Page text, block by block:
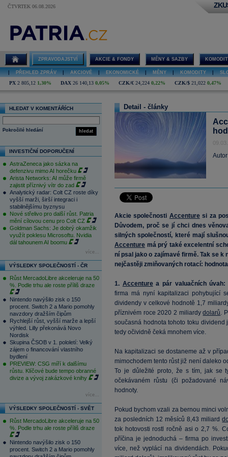
ČTVRTEK 06.08.2026
ZPRAVODAJSTVÍ AKCIE & FONDY MĚNY & SAZBY
PŘEHLED ZPRÁV AKCIOVÉ EKONOMICKÉ MĚNY KOMODITY
PX 2 805,12 1,30% DAX 26 140,13 0,05% CZK/€ 24,224 0,22% CZK/$ 21,022 0,47%
HLEDAT V KOMENTÁŘÍCH
hledat
Pokročilé hledání
INVESTIČNÍ DOPORUČENÍ
AstraZeneca jako sázka na
defenzivu mimo AI horečku
Arista Networks: AI může firmě
zajistit příznivý vítr do zad
Analytický radar: Colt CZ roste díky
vyšší marži, širší integraci i
stabilnějšímu byznysu
Nové střelivo pro další růst. Patria
mění cílovou cenu pro Colt CZ
Goldman Sachs: Je dobrý okamžik
využít poklesu Microsoftu. Nvidia
dál tahounem AI boomu
více...
VÝSLEDKY SPOLEČNOSTÍ - ČR
Růst MercadoLibre akceleruje na 50
%. Podle trhu ale roste příliš draze
Nintendo navýšilo zisk o 150
procent. Switch 2 a Mario pomohly
navzdory dražším čipům
Rychlejší růst, vyšší marže a lepší
výhled. Lilly překonává Novo
Nordisk
Skupina ČSOB v 1. pololetí: Velký
zájem o financování vlastního
bydlení
PREVIEW: CSG míří k dalšímu
růstu. Klíčové bude tempo obranné
divize a vývoj zakázkové knihy
více...
VÝSLEDKY SPOLEČNOSTÍ - SVĚT
Růst MercadoLibre akceleruje na 50
%. Podle trhu ale roste příliš draze
Nintendo navýšilo zisk o 150
procent. Switch 2 a Mario pomohly
Detail - články
Akcie společnosti Accenturesi za
Důvodem, proč se jí chci dnes
silných společností, které mají
Accenture má prý také excelentní
ní psal jako o zajímavé firmě. Tak se
nejčastěji zmiňovaných rotací:
1. Accenturea pár valuačních úvah:
firma má nyní kapitalizaci pohybující
dividendy v celkové hodnotě 1,7
příznivém roce 2020 2 miliardydolarů.
současná hodnota tohoto toku
tedy očividně čeká mnohem více.
Na kapitalizaci se dostaneme až v
mimochodem tento růst již není daleko
To je důležité proto, že s tím, jak se
očekávaném růstu (či požadované
hodnoty.
Pokud bychom vzali za bernou minci
za posledních 12 měsíců 8,43 miliard
tok hotovosti rostl ročně asi o 2,7 %.
příčina je jednoduchá – firma po
více, než vyplácí na dividendách.